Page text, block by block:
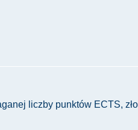
liczby punktów ECTS,